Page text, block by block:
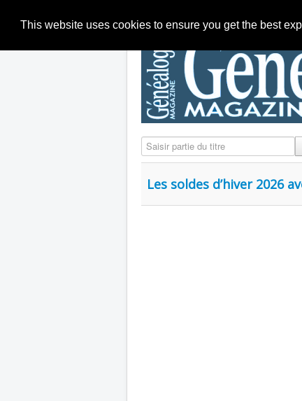
This website uses cookies to ensure you get the best
Saisir partie du titre
Les soldes d’hiver 2026